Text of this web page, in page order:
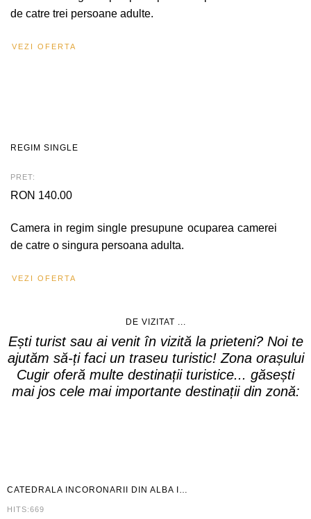
de catre trei persoane adulte.
VEZI OFERTA
REGIM SINGLE
PRET:
RON 140.00
Camera in regim single presupune ocuparea camerei
de catre o singura persoana adulta.
VEZI OFERTA
DE VIZITAT ...
Ești turist sau ai venit în vizită la prieteni? Noi te
ajutăm să-ți faci un traseu turistic! Zona orașului
Cugir oferă multe destinații turistice... găsești
mai jos cele mai importante destinații din zonă:
CATEDRALA INCORONARII DIN ALBA I…
HITS:669